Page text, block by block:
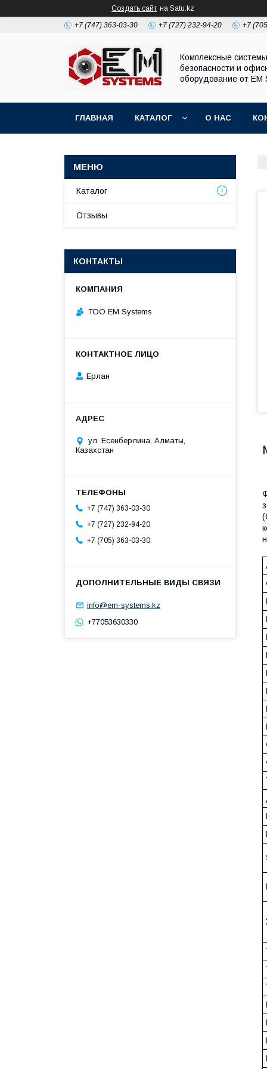
Создать сайт на Satu.kz
+7 (747) 363-03-30 +7 (727) 232-94-20 +7
Комплексные системы
безопасности и
оборудование от EM
ГЛАВНАЯ КАТАЛОГ О НАС
Каталог
Отзывы
КОНТАКТЫ
ТОО EM Systems
Ерлан
ул. Есенберлина, Алматы,
Казахстан
+7 (747) 363-03-30
+7 (727) 232-94-20
+7 (705) 363-03-30
info@em-systems.kz
+77053630330